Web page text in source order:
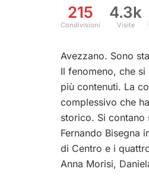
215
Condivisioni
4.3k
Visite
Avezzano. Sono
Il fenomeno, che
più contenuti. La
complessivo che
storico. Si
Fernando Bisegna
di Centro e i
Anna Morisi,